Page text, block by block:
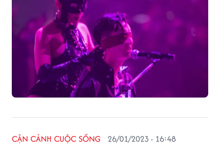
CẬN CẢNH CUỘC SỐNG 26/01/2023 - 16:48